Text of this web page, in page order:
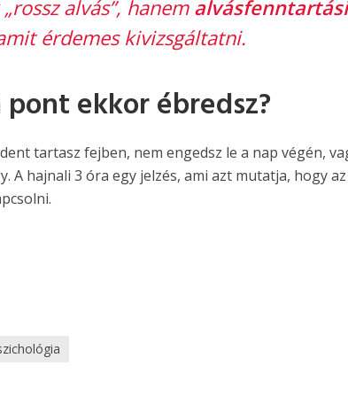
alvás”, hanem alvásfenntartási
érdemes kivizsgáltatni.
ekkor ébredsz?
tartasz fejben, nem engedsz le a nap végén,
A hajnali 3 óra egy jelzés, ami azt mutatja, hogy az